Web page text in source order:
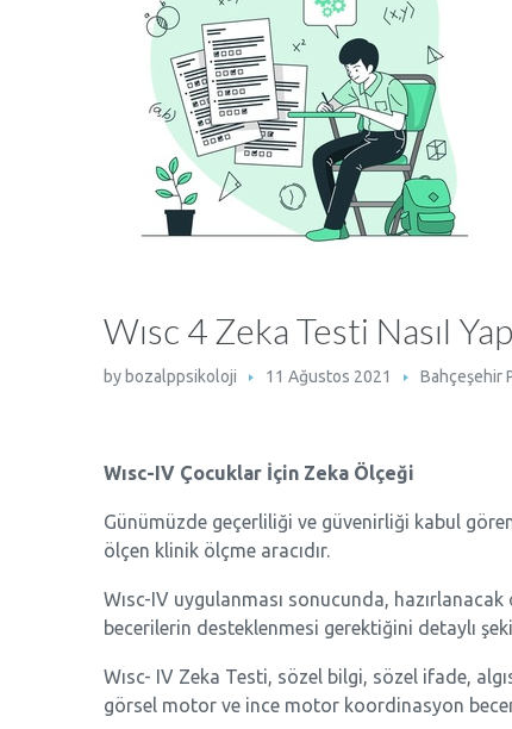
Wısc 4 Zeka Testi Nasıl
by bozalppsikoloji 11 Ağustos 2021 Bahçeşehir
Wısc-IV Çocuklar İçin Zeka Ölçeği
Günümüzde geçerliliği ve güvenirliği kabul
ölçen klinik ölçme aracıdır.
Wısc-IV uygulanması sonucunda,
becerilerin desteklenmesi gerektiğini detaylı
Wısc- IV Zeka Testi, sözel bilgi, sözel ifade,
görsel motor ve ince motor koordinasyon